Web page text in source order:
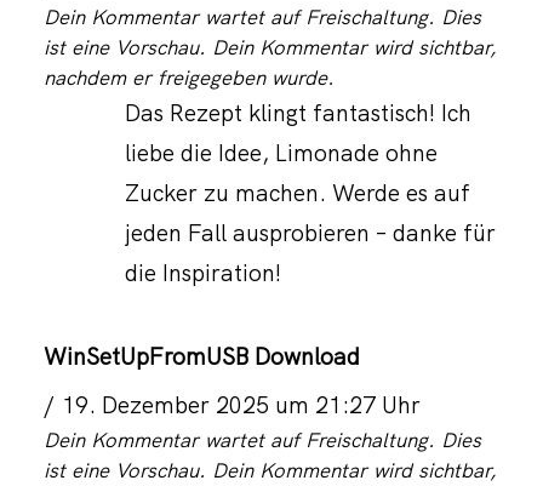
Dein Kommentar wartet auf Freischaltung. Dies
ist eine Vorschau. Dein Kommentar wird sichtbar,
nachdem er freigegeben wurde.
Das Rezept klingt fantastisch! Ich
liebe die Idee, Limonade ohne
Zucker zu machen. Werde es auf
jeden Fall ausprobieren – danke für
die Inspiration!
WinSetUpFromUSB Download
19. Dezember 2025 um 21:27 Uhr
Dein Kommentar wartet auf Freischaltung. Dies
ist eine Vorschau. Dein Kommentar wird sichtbar,